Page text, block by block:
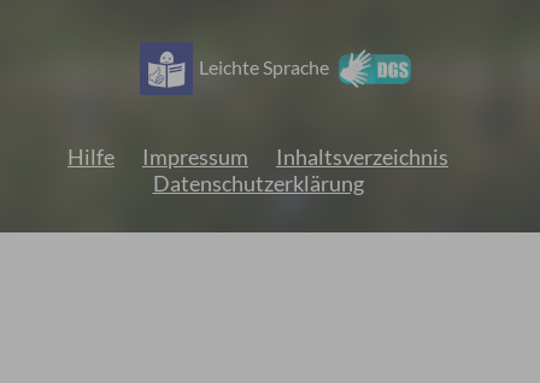
Leichte Sprache
Hilfe Impressum
Inhaltsverzeichnis
Datenschutzerklärung